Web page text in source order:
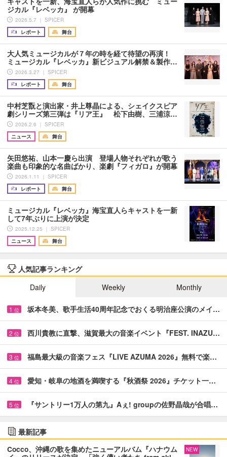
ジカル『レベッカ』 が開幕
2026.5.7 ｜ SPICER
レポート
舞台
大人気ミュージカルが７年の時を経て待望の再演！
ミュージカル『レベッカ』新ビジュアル解禁＆製作…
2026.3.27 ｜ SPICER
レポート
舞台
中村芝翫と演出家・井上尊晶による、シェイクスピア
劇シリーズ第三弾は『リア王』 松下由樹、三浦涼…
2026.2.6 ｜ SPICER
ニュース
舞台
矢田悠祐、山本一慶ら出演 登場人物それぞれが歌う
楽曲も印象的な名曲ばかり、楽劇『フィガロ』が開幕
2026.1.11 ｜ SPICER
レポート
舞台
ミュージカル『レベッカ』海宝直人らキャストを一新
して7年ぶりに上演が決定
2025.12.25 ｜ SPICER
ニュース
舞台
人気記事ランキング
Daily
Weekly Monthly
1 位 坂本冬美、歌手生活40周年記念でおくる明治座公演のメイ…
2 位 西川貴教に直撃、滋賀最大の音楽イベント『FEST. INAZU…
3 位 福島最大級の音楽フェス『LIVE AZUMA 2026』無料で楽…
4 位 愛知・岐阜の地酒を満喫する『秋酒祭 2026』チケット一…
5 位 『サントリー1万人の第九』Aぇ! groupの佐野晶哉が合唱…
最新記事
Cocco、沖縄の歌を集めたニューアルバム『ハナウム
NEW